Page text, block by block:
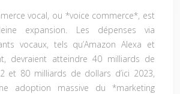
vocal, ou *voice commerce*, est
expansion. Les dépenses via
vocaux, tels qu’Amazon Alexa et
devraient atteindre 40 milliards de
et 80 milliards de dollars d’ici 2023,
adoption massive du *marketing